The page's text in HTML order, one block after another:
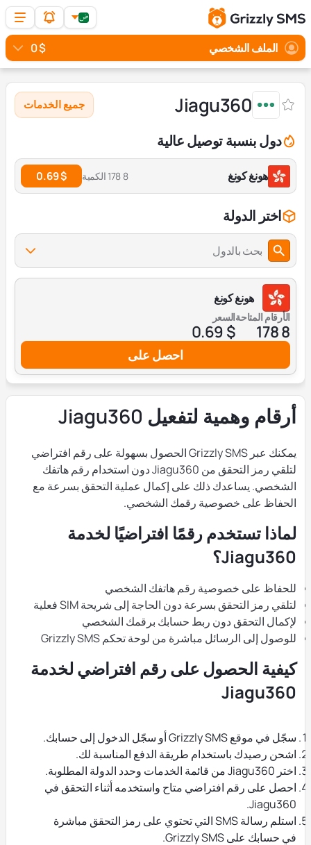
الملف الشخصي $ 0
Jiagu360 جميع الخدمات
دول بنسبة توصيل عالية
هونغ كونغ 8 178 الكمية $ 0.69
اختر الدولة
بحث بالدول
هونغ كونغ
الأرقام المتاحة
8 178
السعر
$ 0.69
احصل على
أرقام وهمية لتفعيل Jiagu360
يمكنك عبر Grizzly SMS الحصول بسهولة على رقم افتراضي
لتلقي رمز التحقق من Jiagu360 دون استخدام رقم هاتفك
الشخصي. يساعدك ذلك على إكمال عملية التحقق بسرعة مع
الحفاظ على خصوصية رقمك الشخصي.
لماذا تستخدم رقمًا افتراضيًا لخدمة
Jiagu360؟
للحفاظ على خصوصية رقم هاتفك الشخصي
لتلقي رمز التحقق بسرعة دون الحاجة إلى شريحة SIM فعلية
لإكمال التحقق دون ربط حسابك برقمك الشخصي
للوصول إلى الرسائل مباشرة من لوحة تحكم Grizzly SMS
كيفية الحصول على رقم افتراضي لخدمة
Jiagu360
سجّل في موقع Grizzly SMS أو سجّل الدخول إلى حسابك.
اشحن رصيدك باستخدام طريقة الدفع المناسبة لك.
اختر Jiagu360 من قائمة الخدمات وحدد الدولة المطلوبة.
احصل على رقم افتراضي متاح واستخدمه أثناء التحقق في
Jiagu360.
استلم رسالة SMS التي تحتوي على رمز التحقق مباشرة
في حسابك على Grizzly SMS.